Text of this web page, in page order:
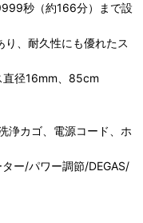
秒（約166分）まで設
り、耐久性にも優れたス
直径16mm、85cm
浄カゴ、電源コード、ホ
ー/パワー調節/DEGAS/